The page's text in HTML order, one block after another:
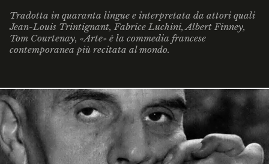
Tradotta in quaranta lingue e interpretata da attori quali
Jean-Louis Trintignant, Fabrice Luchini, Albert Finney,
Tom Courtenay, «Arte» è la commedia francese
contemporanea più recitata al mondo.